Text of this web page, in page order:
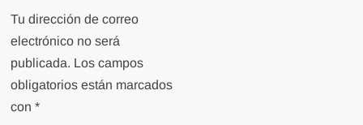
Tu dirección de correo
electrónico no será
publicada. Los campos
obligatorios están marcados
con*